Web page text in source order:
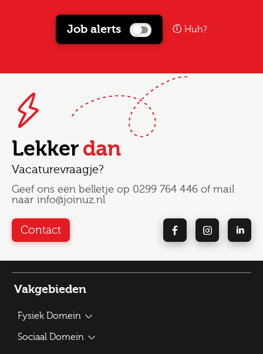
Job alerts Huh?
Lekkerdan
Vacaturevraagje?
Geef ons een belletje op 0299 764 446 of mail
naar info@joinuz.nl
Contact
Vakgebieden
Fysiek Domein
Bouwplantoetser
Sociaal Domein